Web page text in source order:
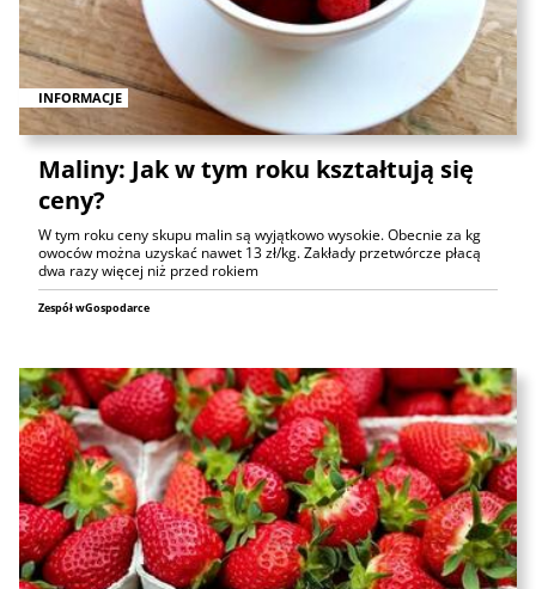
INFORMACJE
Maliny: Jak w tym roku kształtują się
ceny?
W tym roku ceny skupu malin są wyjątkowo wysokie. Obecnie za kg
owoców można uzyskać nawet 13 zł/kg. Zakłady przetwórcze płacą
dwa razy więcej niż przed rokiem
Zespół wGospodarce